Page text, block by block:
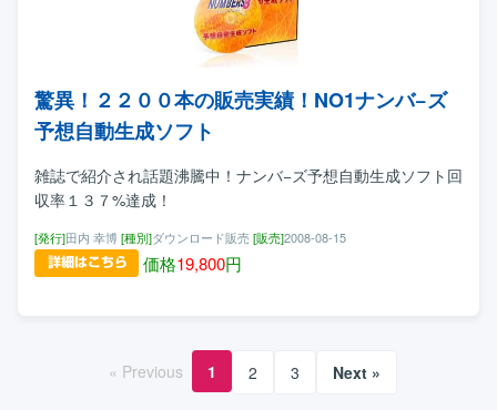
驚異！２２００本の販売実績！NO1ナンバ−ズ
予想自動生成ソフト
雑誌で紹介され話題沸騰中！ナンバ−ズ予想自動生成ソフト回
収率１３７%達成！
[発行]田内 幸博 [種別]ダウンロード販売[販売]2008-08-15
価格19,800円
« Previous 1 2 3 Next »